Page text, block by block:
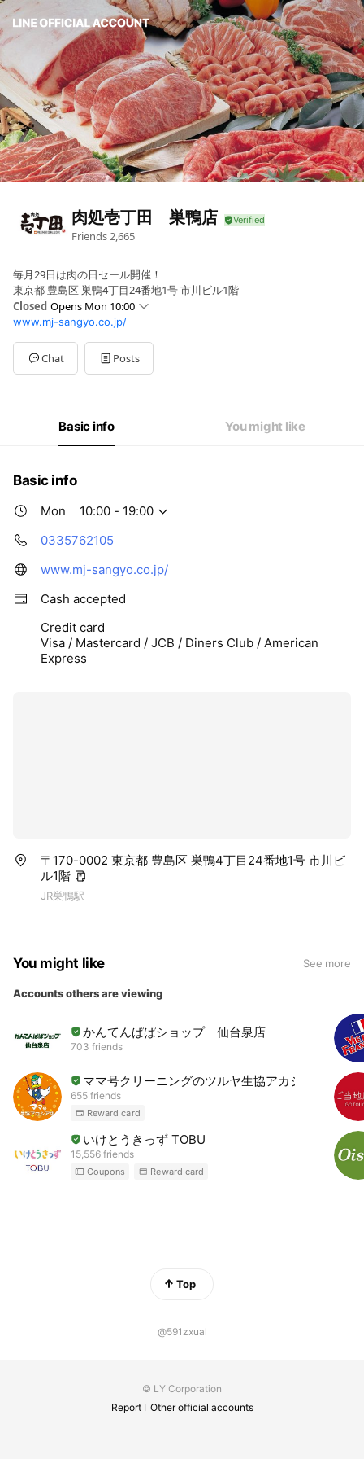
肉処壱丁田 巣鴨店
Friends2,665
毎月29日は肉の日セール開催！
東京都 豊島区 巣鴨4丁目24番地1号 市川ビル1階
Closed Opens Mon 10:00
Sun10:00 - 19:00
Mon10:00 - 19:00
Tue10:00 - 19:00
WedClosed
10:00 - 19:00
www.mj-sangyo.co.jp/
Chat Posts
Basic info You might like
Basic info
Mon
10:00 - 19:00
0335762105
www.mj-sangyo.co.jp/
Cash accepted
Credit card
Visa / Mastercard / JCB / Diners Club / American
Express
〒170-0002 東京都 豊島区 巣鴨4丁目24番地1号 市川ビ
ル1階
JR巣鴨駅
You might like See more
Accounts others are viewing
かんてんぱぱショップ 仙台泉店
703 friends
ママ号クリーニングのツルヤ生協アカシア店
655 friends
Reward card
いけとうきっず TOBU
15,556 friends
Coupons Reward card
Top
@591zxual
© LY Corporation
Report
Other official accounts